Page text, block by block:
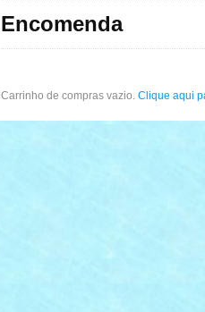
Encomenda
Carrinho de compras vazio. Clique aqui